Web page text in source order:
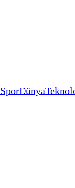
SporDünya